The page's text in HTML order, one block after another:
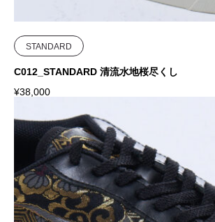
STANDARD
C012_STANDARD 清流水地桜尽くし
¥38,000